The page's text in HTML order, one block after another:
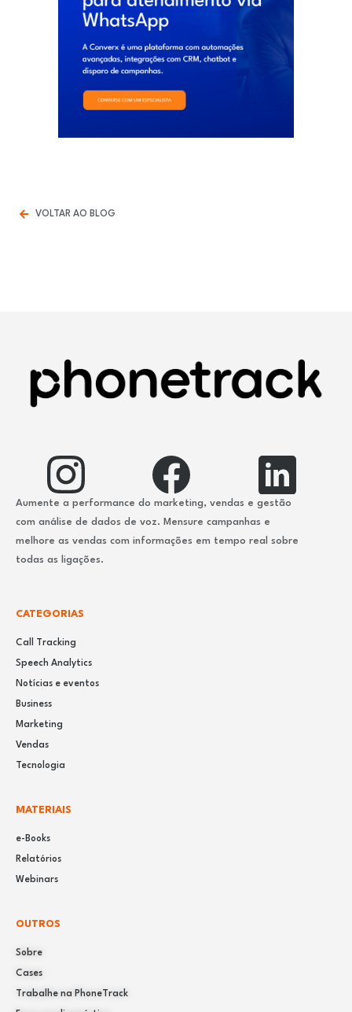
VOLTAR AO BLOG
Aumente a performance do marketing, vendas e gestão
com análise de dados de voz. Mensure campanhas e
melhore as vendas com informações em tempo real sobre
todas as ligações.
CATEGORIAS
Call Tracking
Speech Analytics
Notícias e eventos
Business
Marketing
Vendas
Tecnologia
MATERIAIS
e-Books
Relatórios
Webinars
OUTROS
Sobre
Cases
Trabalhe na PhoneTrack